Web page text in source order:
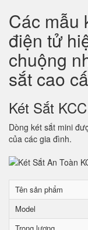
Các mẫu
điện tử
chuộng
sắt cao
Két Sắt
Dòng két sắt mini
của các gia đình.
Tên sản phẩm
Model